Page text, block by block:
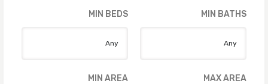
MIN BEDS MIN BATHS
MIN AREA MAX AREA